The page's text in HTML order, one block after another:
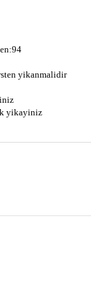
yikanmalidir
yikayiniz